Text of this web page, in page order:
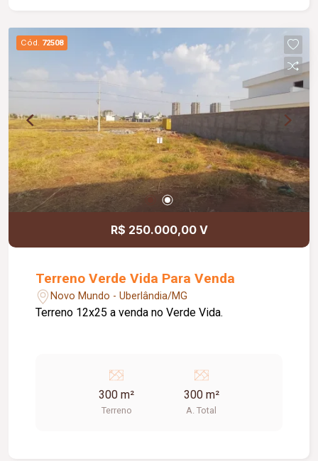
Cód. 72508
R$ 250.000,00 V
Terreno Verde Vida Para Venda
Novo Mundo - Uberlândia/MG
Terreno 12x25 a venda no Verde Vida.
300 m²
Terreno
300 m²
A. Total